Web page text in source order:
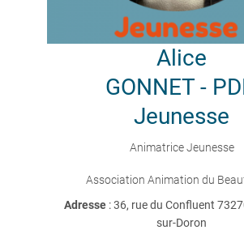
Alice
GONNET -
Jeunesse
Animatrice Jeunesse
Association Animation du
Adresse : 36, rue du Confluent
sur-Doron